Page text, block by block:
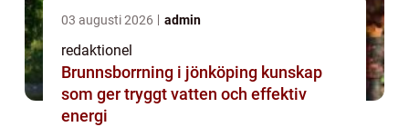
03 augusti 2026 admin
redaktionel
Brunnsborrning i jönköping kunskap
som ger tryggt vatten och effektiv
energi